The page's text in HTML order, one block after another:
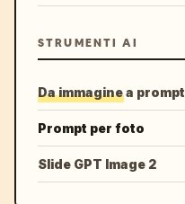
STRUMENTI AI
Da immagine a prompt
Prompt per foto
Slide GPT Image 2